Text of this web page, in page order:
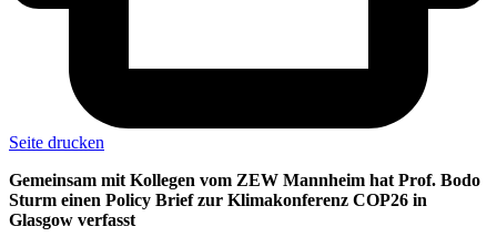
Seite drucken
Gemeinsam mit Kollegen vom ZEW Mannheim hat Prof. Bodo
Sturm einen Policy Brief zur Klimakonferenz COP26 in
Glasgow verfasst